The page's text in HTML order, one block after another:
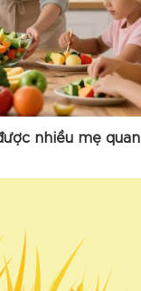
nhiều mẹ quan